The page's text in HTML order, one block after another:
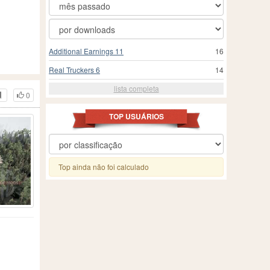
0
16
Additional Earnings 11
14
Real Truckers 6
lista completa
TOP USUÁRIOS
Top ainda não foi calculado